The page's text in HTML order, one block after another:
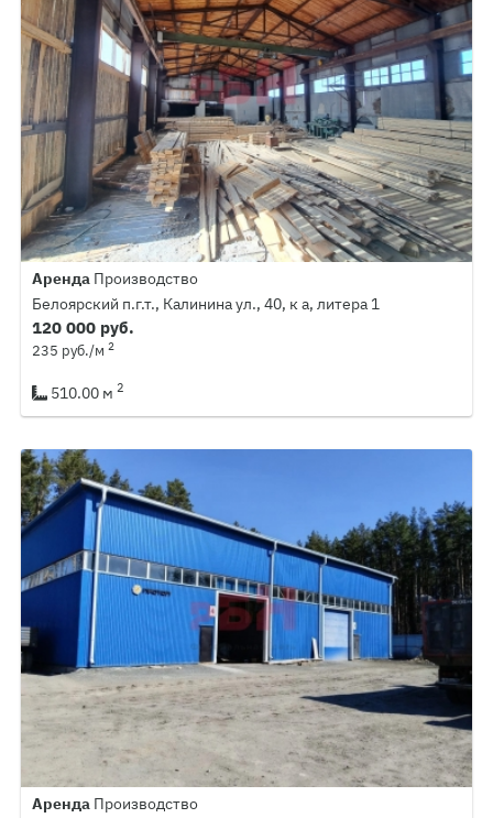
Аренда Производство
Белоярский п.г.т., Калинина ул., 40, к а, литера 1
120 000 руб.
235 руб./м 2
510.00 м 2
Аренда Производство